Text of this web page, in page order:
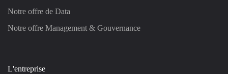
Notre offre de Data
Notre offre Management & Gouvernance
L'entreprise